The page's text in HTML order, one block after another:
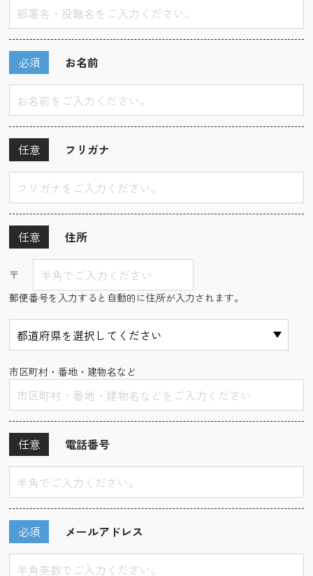
お名前
必須
フリガナ
任意
住所
任意
〒
郵便番号を入力すると自動的に住所が入力されます。
市区町村・番地・建物名など
電話番号
任意
メールアドレス
必須